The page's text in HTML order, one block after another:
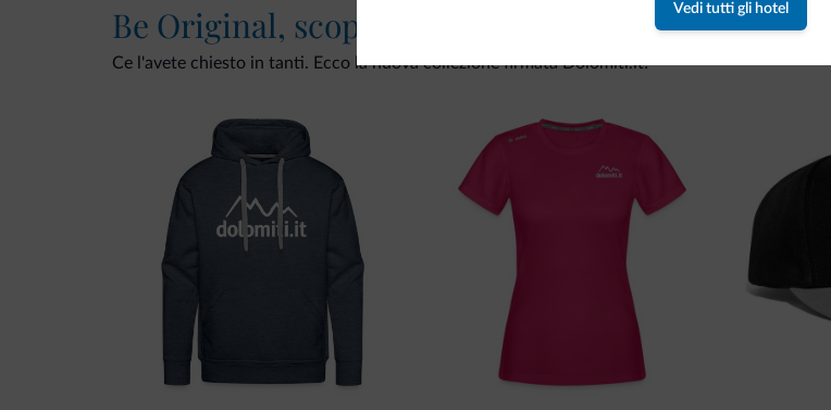
Vedi tutti gli hotel
Be Original, scopri la nuova collezione
Ce l'avete chiesto in tanti. Ecco la nuova collezione firmata Dolomiti.it!